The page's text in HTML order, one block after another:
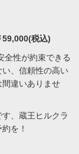
税込)
全性が約束できる
、信頼性の高い
違いありませ
、蔵王ヒルクラ
を！